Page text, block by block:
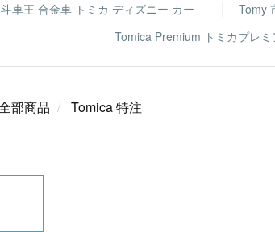
車王 合金車 トミカ ディズニー カー
Tomy
Tomica Premium トミカプレミ
部商品 Tomica 特注